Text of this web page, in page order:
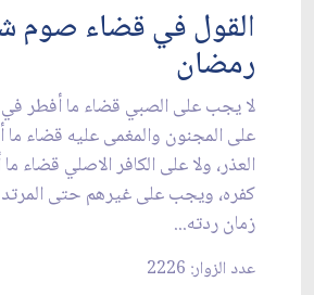
القول في قضاء صوم
رمضان
لا يجب على الصبي قضاء ما أفطر في
على المجنون والمغمى عليه قضاء
العذر، ولا على الكافر الاصلي قضاء
كفره، ويجب على غيرهم حتى المرتد
زمان ردته...
عدد الزوار: 2226